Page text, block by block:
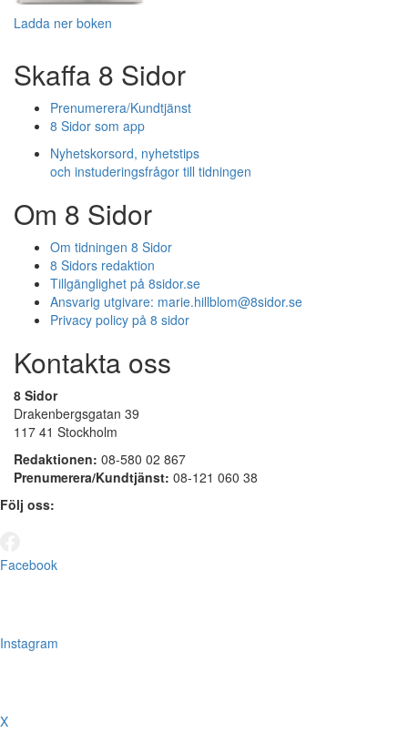
Ladda ner boken
Skaffa 8 Sidor
Prenumerera/Kundtjänst
8 Sidor som app
Nyhetskorsord, nyhetstips
och instuderingsfrågor till tidningen
Om 8 Sidor
Om tidningen 8 Sidor
8 Sidors redaktion
Tillgänglighet på 8sidor.se
Ansvarig utgivare: marie.hillblom@8sidor.se
Privacy policy på 8 sidor
Kontakta oss
8 Sidor
Drakenbergsgatan 39
117 41 Stockholm
Redaktionen: 08-580 02 867
Prenumerera/Kundtjänst: 08-121 060 38
Följ oss:
Facebook
Instagram
X